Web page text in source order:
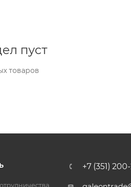
пуст
товаров
+7 (351)